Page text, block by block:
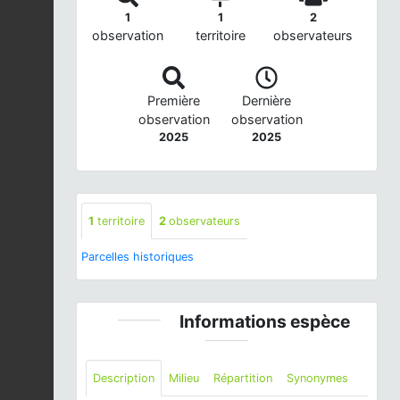
1
observation
1
territoire
2
observateurs
Première
observation
2025
Dernière
observation
2025
1 territoire 2 observateurs
Parcelles historiques
Informations espèce
Description Milieu Répartition Synonymes